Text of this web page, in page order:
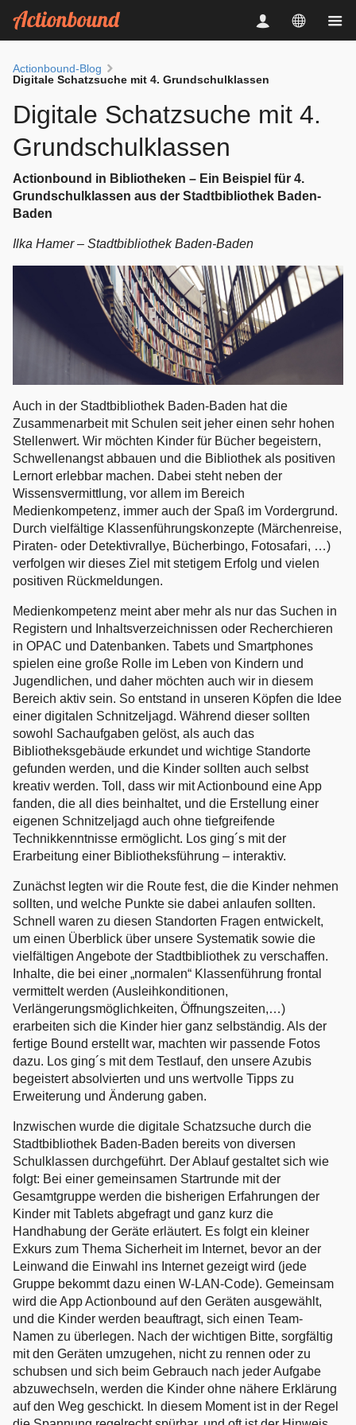
Actionbound-Blog
Digitale Schatzsuche mit 4. Grundschulklassen
Digitale Schatzsuche mit 4.
Grundschulklassen
Actionbound in Bibliotheken – Ein Beispiel für 4.
Grundschulklassen aus der Stadtbibliothek Baden-
Baden
Ilka Hamer – Stadtbibliothek Baden-Baden
Auch in der Stadtbibliothek Baden-Baden hat die
Zusammenarbeit mit Schulen seit jeher einen sehr hohen
Stellenwert. Wir möchten Kinder für Bücher begeistern,
Schwellenangst abbauen und die Bibliothek als positiven
Lernort erlebbar machen. Dabei steht neben der
Wissensvermittlung, vor allem im Bereich
Medienkompetenz, immer auch der Spaß im Vordergrund.
Durch vielfältige Klassenführungskonzepte (Märchenreise,
Piraten- oder Detektivrallye, Bücherbingo, Fotosafari, …)
verfolgen wir dieses Ziel mit stetigem Erfolg und vielen
positiven Rückmeldungen.
Medienkompetenz meint aber mehr als nur das Suchen in
Registern und Inhaltsverzeichnissen oder Recherchieren
in OPAC und Datenbanken. Tabets und Smartphones
spielen eine große Rolle im Leben von Kindern und
Jugendlichen, und daher möchten auch wir in diesem
Bereich aktiv sein. So entstand in unseren Köpfen die Idee
einer digitalen Schnitzeljagd. Während dieser sollten
sowohl Sachaufgaben gelöst, als auch das
Bibliotheksgebäude erkundet und wichtige Standorte
gefunden werden, und die Kinder sollten auch selbst
kreativ werden. Toll, dass wir mit Actionbound eine App
fanden, die all dies beinhaltet, und die Erstellung einer
eigenen Schnitzeljagd auch ohne tiefgreifende
Technikkenntnisse ermöglicht. Los ging´s mit der
Erarbeitung einer Bibliotheksführung – interaktiv.
Zunächst legten wir die Route fest, die die Kinder nehmen
sollten, und welche Punkte sie dabei anlaufen sollten.
Schnell waren zu diesen Standorten Fragen entwickelt,
um einen Überblick über unsere Systematik sowie die
vielfältigen Angebote der Stadtbibliothek zu verschaffen.
Inhalte, die bei einer „normalen“ Klassenführung frontal
vermittelt werden (Ausleihkonditionen,
Verlängerungsmöglichkeiten, Öffnungszeiten,…)
erarbeiten sich die Kinder hier ganz selbständig. Als der
fertige Bound erstellt war, machten wir passende Fotos
dazu. Los ging´s mit dem Testlauf, den unsere Azubis
begeistert absolvierten und uns wertvolle Tipps zu
Erweiterung und Änderung gaben.
Inzwischen wurde die digitale Schatzsuche durch die
Stadtbibliothek Baden-Baden bereits von diversen
Schulklassen durchgeführt. Der Ablauf gestaltet sich wie
folgt: Bei einer gemeinsamen Startrunde mit der
Gesamtgruppe werden die bisherigen Erfahrungen der
Kinder mit Tablets abgefragt und ganz kurz die
Handhabung der Geräte erläutert. Es folgt ein kleiner
Exkurs zum Thema Sicherheit im Internet, bevor an der
Leinwand die Einwahl ins Internet gezeigt wird (jede
Gruppe bekommt dazu einen W-LAN-Code). Gemeinsam
wird die App Actionbound auf den Geräten ausgewählt,
und die Kinder werden beauftragt, sich einen Team-
Namen zu überlegen. Nach der wichtigen Bitte, sorgfältig
mit den Geräten umzugehen, nicht zu rennen oder zu
schubsen und sich beim Gebrauch nach jeder Aufgabe
abzuwechseln, werden die Kinder ohne nähere Erklärung
auf den Weg geschickt. In diesem Moment ist in der Regel